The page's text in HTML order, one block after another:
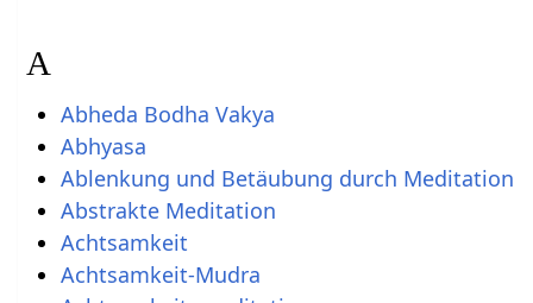
A
Abheda Bodha Vakya
Abhyasa
Ablenkung und Betäubung durch Meditation
Abstrakte Meditation
Achtsamkeit
Achtsamkeit-Mudra